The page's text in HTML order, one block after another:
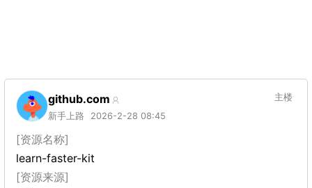
github.com
新手上路 2026-2-28 08:45
主楼
[资源名称]
learn-faster-kit
[资源来源]